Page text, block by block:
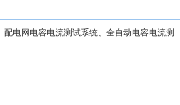
电网电容电流测试系统、全自动电容电流测